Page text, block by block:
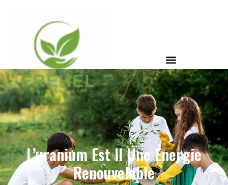
L’uranium Est Il Une Énergie
Renouvelable